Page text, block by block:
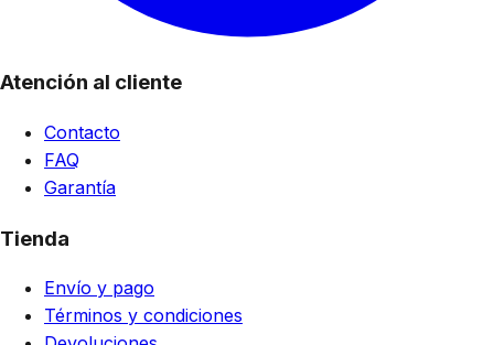
Atención al cliente
Contacto
FAQ
Garantía
Tienda
Envío y pago
Términos y condiciones